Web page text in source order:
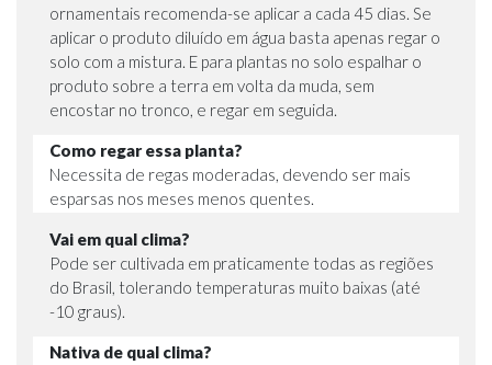
ornamentais recomenda-se aplicar a cada 45 dias. Se
aplicar o produto diluído em água basta apenas regar o
solo com a mistura. E para plantas no solo espalhar o
produto sobre a terra em volta da muda, sem
encostar no tronco, e regar em seguida.
Como regar essa planta?
Necessita de regas moderadas, devendo ser mais
esparsas nos meses menos quentes.
Vai em qual clima?
Pode ser cultivada em praticamente todas as regiões
do Brasil, tolerando temperaturas muito baixas (até
-10 graus).
Nativa de qual clima?